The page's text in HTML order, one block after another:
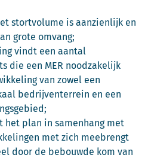
stortvolume is aanzienlijk en
grote omvang;
vindt een aantal
die een MER noodzakelijk
van zowel een
bedrijventerrein en een
het plan in samenhang met
met zich meebrengt
door de bebouwde kom van